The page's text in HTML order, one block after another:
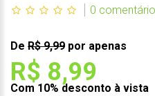
0
De R$ 9,99 por apenas
R$ 8,99
Com 10% desconto à vista